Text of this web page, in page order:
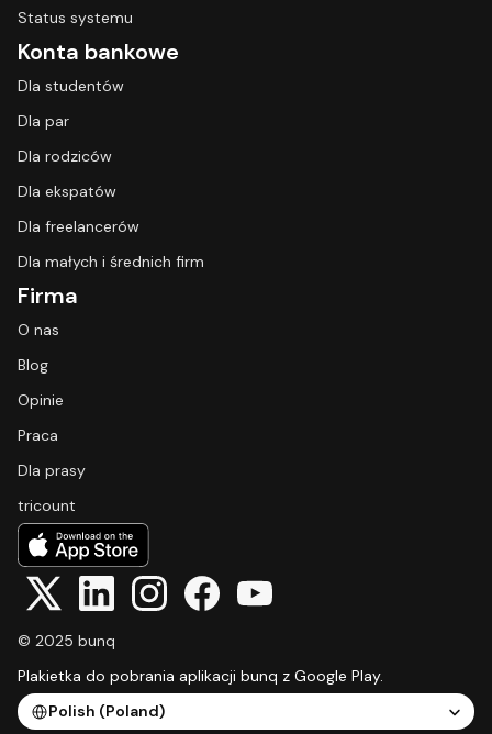
Status systemu
Konta bankowe
Dla studentów
Dla par
Dla rodziców
Dla ekspatów
Dla freelancerów
Dla małych i średnich firm
Firma
O nas
Blog
Opinie
Praca
Dla prasy
tricount
© 2025 bunq
Plakietka do pobrania aplikacji bunq z Google Play.
Select Language
Polish (Poland)